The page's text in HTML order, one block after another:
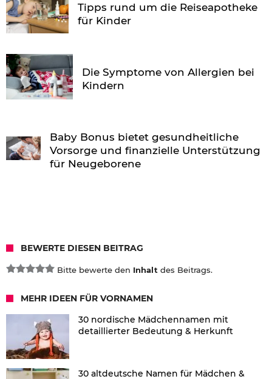
Tipps rund um die Reiseapotheke
für Kinder
Die Symptome von Allergien bei
Kindern
Baby Bonus bietet gesundheitliche
Vorsorge und finanzielle Unterstützung
für Neugeborene
BEWERTE DIESEN BEITRAG
Bitte bewerte den Inhalt des Beitrags.
MEHR IDEEN FÜR VORNAMEN
30 nordische Mädchennamen mit
detaillierter Bedeutung & Herkunft
30 altdeutsche Namen für Mädchen &